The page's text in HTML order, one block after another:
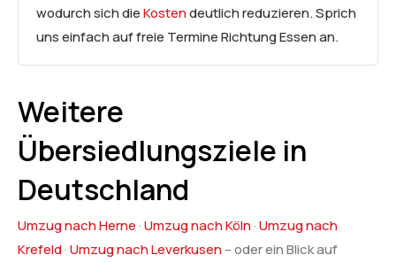
wodurch sich dieKostendeutlich reduzieren. Sprich
uns einfach auf freie Termine Richtung Essen an.
Weitere
Übersiedlungsziele in
Deutschland
Umzug nach Herne ·Umzug nach Köln·Umzug nach
Krefeld·Umzug nach Leverkusen– oder ein Blick auf